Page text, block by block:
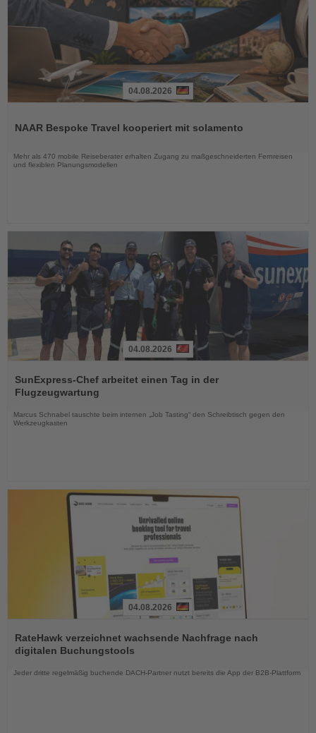
die
04.08.2026
NAAR Bespoke Travel kooperiert mit solamento
Mehr als 470 mobile Reiseberater erhalten Zugang zu maßgeschneiderten Fernreisen
und flexiblen Planungsmodellen
Sie
die
Nachrichten
04.08.2026
SunExpress-Chef arbeitet einen Tag in der
Flugzeugwartung
Marcus Schnabel tauschte beim internen „Job Tasting“ den Schreibtisch gegen den
Werkzeugkasten
Sie
die
Nachrichten
04.08.2026
RateHawk verzeichnet wachsende Nachfrage nach
digitalen Buchungstools
Jeder dritte regelmäßig buchende DACH-Partner nutzt bereits die App der B2B-Plattform